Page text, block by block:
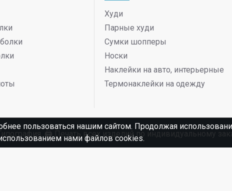
Худи
Парные худи
Сумки шопперы
Носки
Наклейки на авто, интерьерные
Термонаклейки на одежду
🖨️ Печать всех изделий по индивидуальному
пользоваться нашим сайтом. Продолжая
нами файлов cookies.